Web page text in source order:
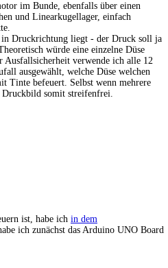
im Bunde, ebenfalls über einen
und Linearkugellager, einfach
in Druckrichtung liegt - der Druck soll ja
würde eine einzelne Düse
Ausfallsicherheit verwende ich alle 12
ausgewählt, welche Düse welchen
Tinte befeuert. Selbst wenn mehrere
Druckbild somit streifenfrei.
ist, habe ich in dem
ich zunächst das Arduino UNO Board